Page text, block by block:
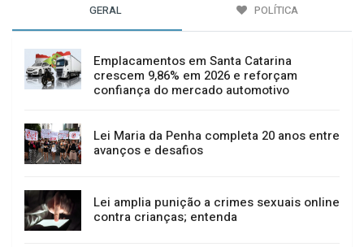
GERAL POLÍTICA
Emplacamentos em Santa Catarina
crescem 9,86% em 2026 e reforçam
confiança do mercado automotivo
Lei Maria da Penha completa 20 anos entre
avanços e desafios
Lei amplia punição a crimes sexuais online
contra crianças; entenda